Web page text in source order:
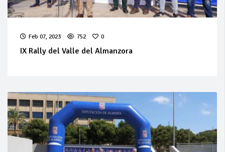
Feb 07, 2023 752 0
IX Rally del Valle del Almanzora